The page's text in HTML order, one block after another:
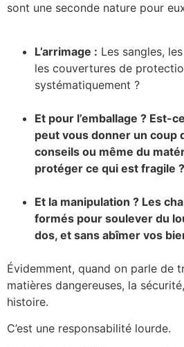
sont une seconde nature pour
L’arrimage : Les sangles,
les couvertures de
systématiquement ?
Et pour l’emballage ? Est-
peut vous donner un coup
conseils ou même du
protéger ce qui est fragile ?
Et la manipulation ? Les
formés pour soulever du
dos, et sans abîmer vos
Évidemment, quand on parle de
matières dangereuses, la
histoire.
C’est une responsabilité lourde.